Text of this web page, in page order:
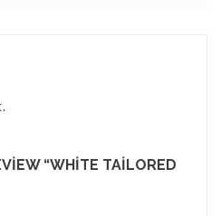
“WHITE TAILORED